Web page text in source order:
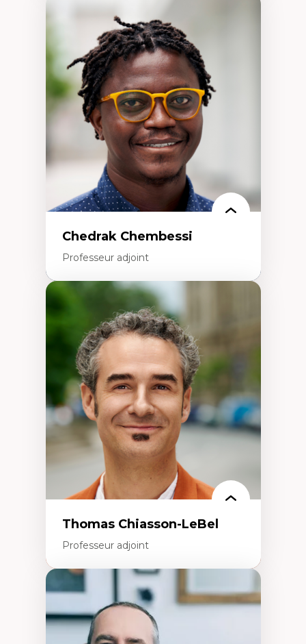
Expertises
Discours sur la ville et représentations
Mosquées, formes et usages au Canada
Reconnaissance et représentations des
communautés immigrantes dans l'espace
urbain
Design architectural et urbain
Patrimoine et patrimonialisation
Études postcoloniales et décolonisation des
savoirs
Chedrak Chembessi
Professeur adjoint
Économie circulaire
Modèles d’affaires durables
Histoire des faits économiques
Gestion durable des ressources naturelles
Écologie industrielle
Aménagement durable du territoire
Développement régional
Coopératives
Télétravail en milieu rural francophone
Transition socio-écologique
Thomas Chiasson-LeBel
Professeur adjoint
Expertises
Théories du développement
Économie politique comparée
Élites économiques